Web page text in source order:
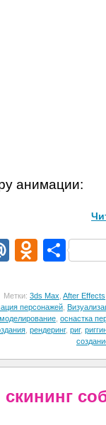
анимации:
Mail.Ru
Метки: 3ds Max After Effects
персонажей
моделирование оснастка
рендеринг, риг,